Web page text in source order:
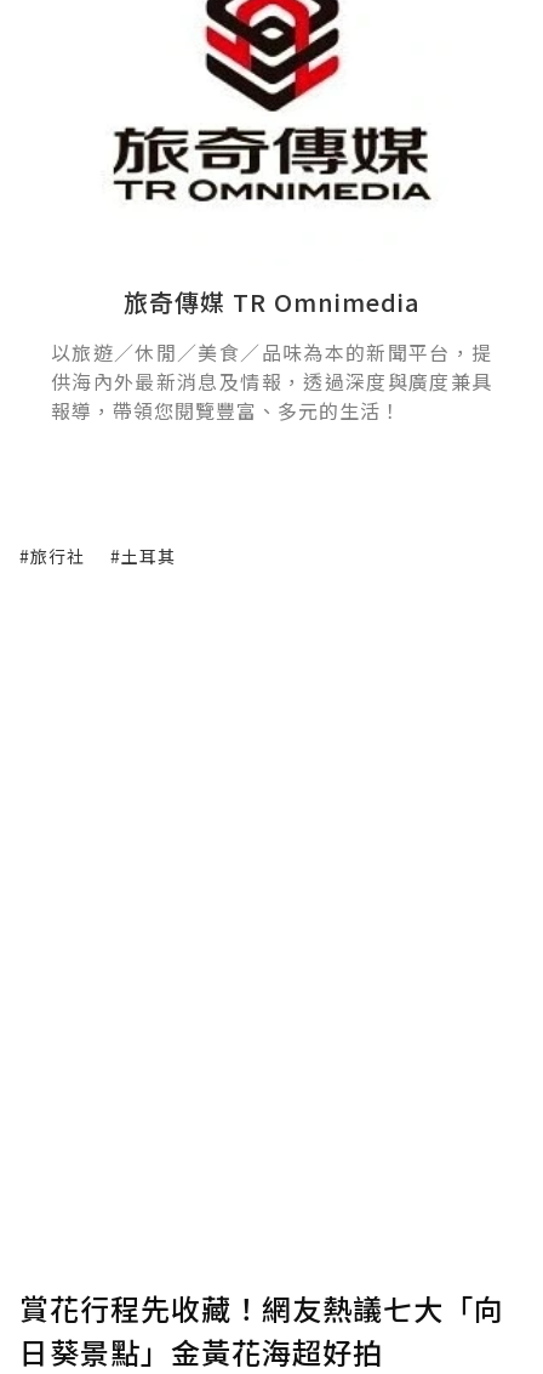
旅奇傳媒 TR Omnimedia
以旅遊／休閒／美食／品味為本的新聞平台，提
供海內外最新消息及情報，透過深度與廣度兼具
報導，帶領您閱覽豐富、多元的生活！
#旅行社 #土耳其
賞花行程先收藏！網友熱議七大「向
日葵景點」金黃花海超好拍